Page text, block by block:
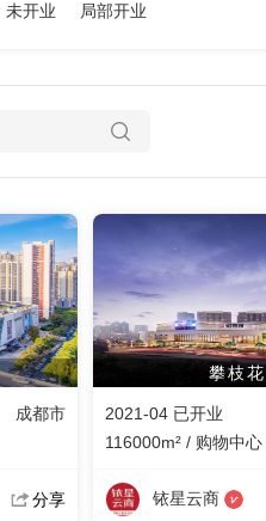
未开业 局部开业
成都市
分享
攀枝
2021-04 已开业
116000m² / 购物中心
铱星云商